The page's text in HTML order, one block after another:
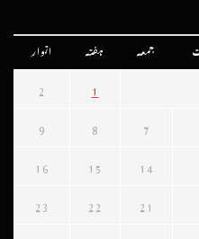
جمعہ ہفتہ اتوار
1
2
7
8
9
14
15
16
21
22
23